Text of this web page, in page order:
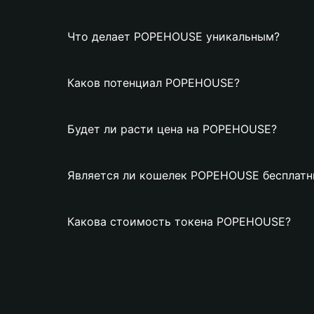
Что делает POPEHOUSE уникальным?
Каков потенциал POPEHOUSE?
Будет ли расти цена на POPEHOUSE?
Является ли кошелек POPEHOUSE
Какова стоимость токена POPEHOUSE?